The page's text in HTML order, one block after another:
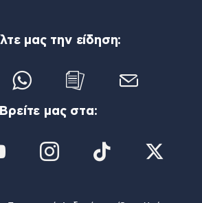
μας την είδηση:
Βρείτε μας στα: